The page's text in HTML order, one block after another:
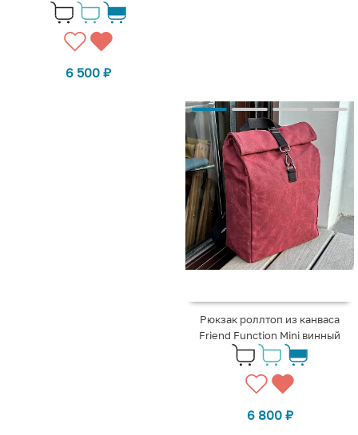
6 500 ₽
Рюкзак роллтоп из канваса
Friend Function Mini винный
6 800 ₽